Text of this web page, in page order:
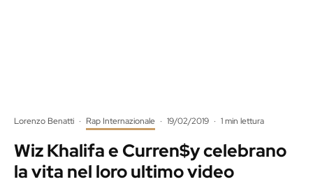
Lorenzo Benatti · Rap Internazionale · 19/02/2019 · 1 min lettura
Wiz Khalifa e Curren$y celebrano
la vita nel loro ultimo video